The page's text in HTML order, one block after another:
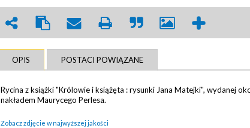
OPIS POSTACI POWIĄZANE
Rycina z książki "Królowie i książęta : rysunki Jana Matejki", wydanej
nakładem Maurycego Perlesa.
Zobacz zdjęcie w najwyższej jakości